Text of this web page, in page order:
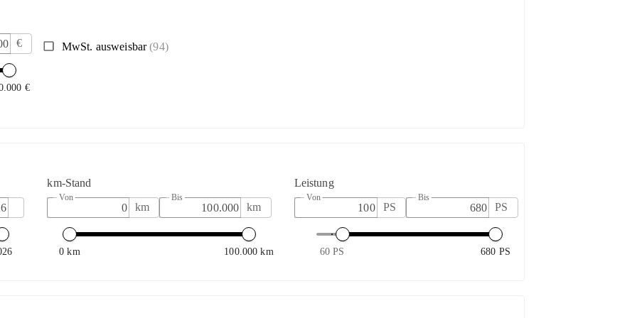
€
€
MwSt. ausweisbar(94)
km-Stand
Von
km
Bis
km
0 km 100.000 km
Leistung
Von
PS
Bis
PS
60 PS 680 PS